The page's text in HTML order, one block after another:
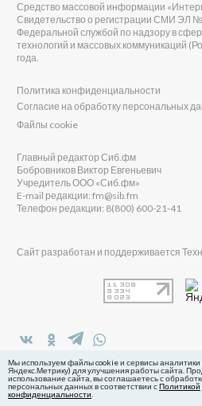
в Яндекс.Дзен
Средство массовой информации
Свидетельство о регистрации СМИ ЭЛ
Федеральной службой по надзору в
технологий и массовых коммуникаций
года.
Политика конфиденциальности
Согласие на обработку персональных
Файлы cookie
Главный редактор Сиб.фм
Бобровников Виктор Евгеньевич
Учредитель ООО «Сиб.фм»
E-mail редакции: fm@sib.fm
Телефон редакции: 8(800) 600-21-41
Сайт разработан и поддерживается
Мы используем файлы cookie и сервисы аналитики
Яндекс.Метрику) для улучшения работы сайта.
использование сайта, вы соглашаетесь с
персональных данных в соответствии сПолитикой
конфиденциальности